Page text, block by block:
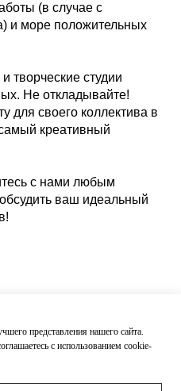
(в случае с
и море положительных
творческие студии
Не откладывайте!
для своего коллектива в
креативный
с нами любым
ваш идеальный
представления нашего сайта.
с использованием cookie-